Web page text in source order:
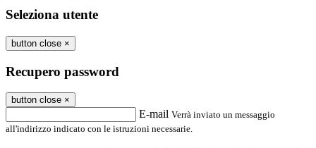
Seleziona utente
button close ×
Recupero password
button close ×
E-mail Verrà inviato un messaggio
all'indirizzo indicato con le istruzioni necessarie.